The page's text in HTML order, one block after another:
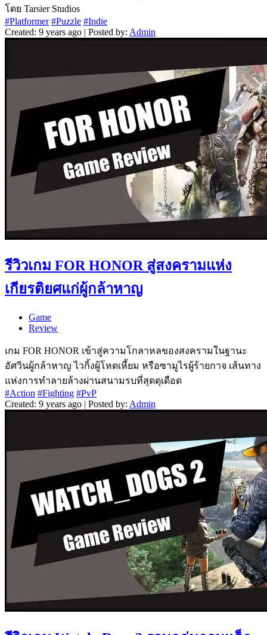
โดย Tarsier Studios
#Platformer #Puzzle #Indie
Created: 9 years ago | Posted by: Admin
รีวิวเกม FOR HONOR สู่สงครามแห่ง
เกียรติยศแก่ผู้กล้าหาญ
Game
Review
เกม FOR HONOR เข้าสู่ความโกลาหลของสงครามในฐานะ
อัศวินผู้กล้าหาญ ไวกิ้งผู้โหดเหี้ยม หรือซามูไรผู้ร้ายกาจ เส้นทาง
แห่งการทำลายล้างผ่านสนามรบที่สุดดุเดือด
#Action #Fighting #PvP
Created: 9 years ago | Posted by: Admin